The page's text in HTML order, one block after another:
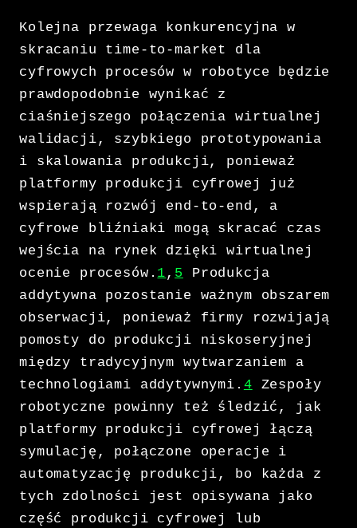
Kolejna przewaga konkurencyjna w
skracaniu time-to-market dla
cyfrowych procesów w robotyce będzie
prawdopodobnie wynikać z
ciaśniejszego połączenia wirtualnej
walidacji, szybkiego prototypowania
i skalowania produkcji, ponieważ
platformy produkcji cyfrowej już
wspierają rozwój end-to-end, a
cyfrowe bliźniaki mogą skracać czas
wejścia na rynek dzięki wirtualnej
ocenie procesów. 1 , 5
Produkcja
addytywna pozostanie ważnym obszarem
obserwacji, ponieważ firmy rozwijają
pomosty do produkcji niskoseryjnej
między tradycyjnym wytwarzaniem a
technologiami addytywnymi. 4 Zespoły
robotyczne powinny też śledzić, jak
platformy produkcji cyfrowej łączą
symulację, połączone operacje i
automatyzację produkcji, bo każda z
tych zdolności jest opisywana jako
część produkcji cyfrowej lub